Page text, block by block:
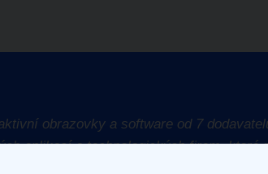
obrazovky a software od 7
aplikací a technologických firem, které